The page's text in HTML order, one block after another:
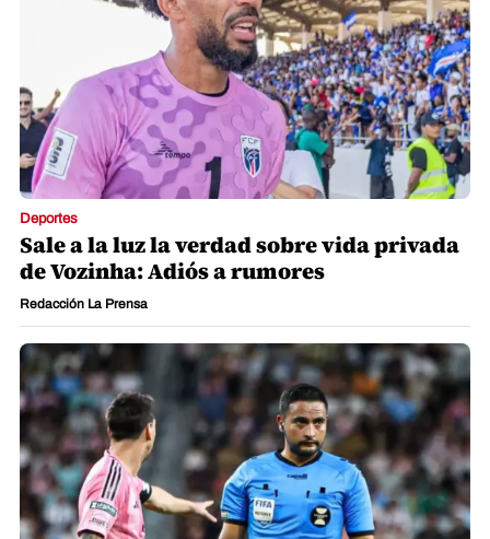
Deportes
Sale a la luz la verdad sobre vida privada
de Vozinha: Adiós a rumores
Redacción La Prensa